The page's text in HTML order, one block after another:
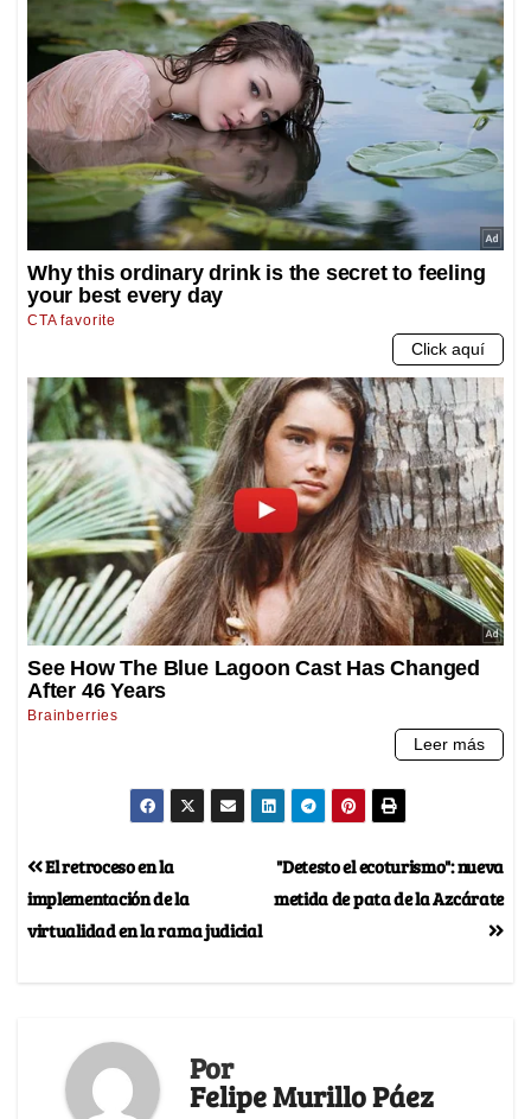
"Detesto el ecoturismo": nueva
metida de pata de la Azcárate
El retroceso en la
implementación de la
virtualidad en la rama judicial
Por
Felipe Murillo Páez